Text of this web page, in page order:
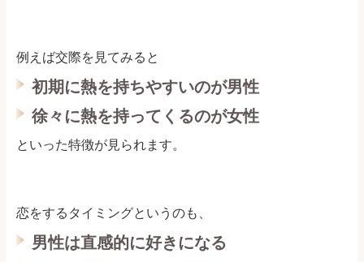
例えば交際を見てみると
初期に熱を持ちやすいのが男性
徐々に熱を持ってくるのが女性
といった特徴が見られます。
恋をするタイミングというのも、
男性は直感的に好きになる